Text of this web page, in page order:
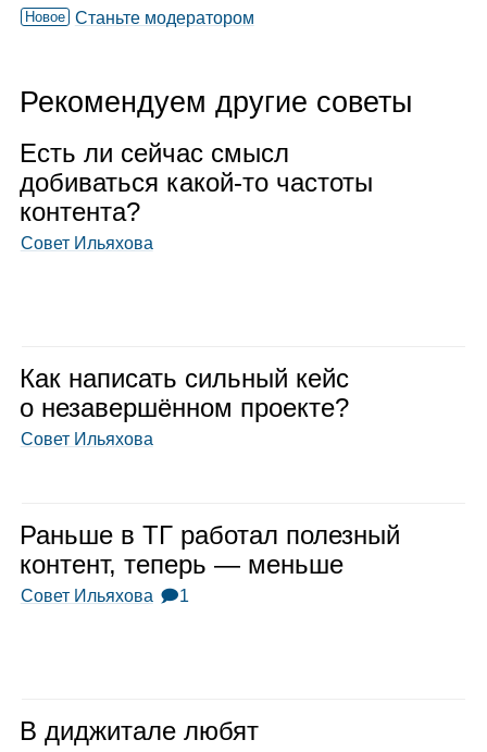
Новое Станьте модератором
Рекомендуем другие советы
Есть ли сей­час смысл
доби­ваться какой‑то частоты
кон­тента?
Совет Ильяхова
Как напи­сать силь­ный кейс
о неза­вер­шён­ном про­екте?
Совет Ильяхова
Раньше в ТГ рабо­тал полез­ный
кон­тент, теперь — меньше
Совет Ильяхова 🗩1
В диджи­тале любят